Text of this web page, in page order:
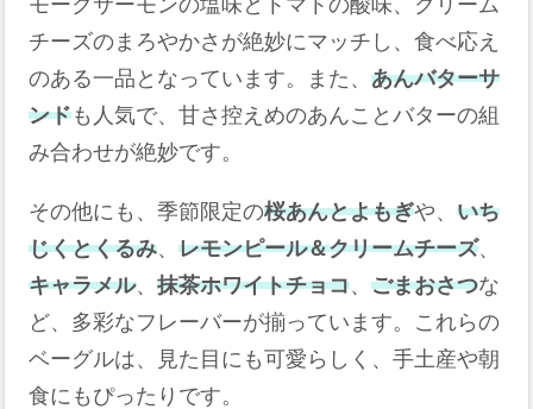
チーズのまろやかさが絶妙にマッチし、食べ応え
のある一品となっています。また、あんバターサ
ンドも人気で、甘さ控えめのあんことバターの組
み合わせが絶妙です。
その他にも、季節限定の桜あんとよもぎや、いち
じくとくるみ、レモンピール＆クリームチーズ、
キャラメル、抹茶ホワイトチョコ、ごまおさつな
ど、多彩なフレーバーが揃っています。これらの
ベーグルは、見た目にも可愛らしく、手土産や朝
食にもぴったりです。